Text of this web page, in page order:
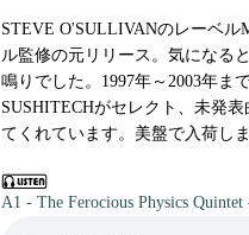
STEVE O'SULLIVANのレーベル
ル監修の元リリース。気になる
鳴りでした。1997年～2003年ま
SUSHITECHがセレクト、未発
てくれています。美盤で入荷し
A1 - The Ferocious Physics